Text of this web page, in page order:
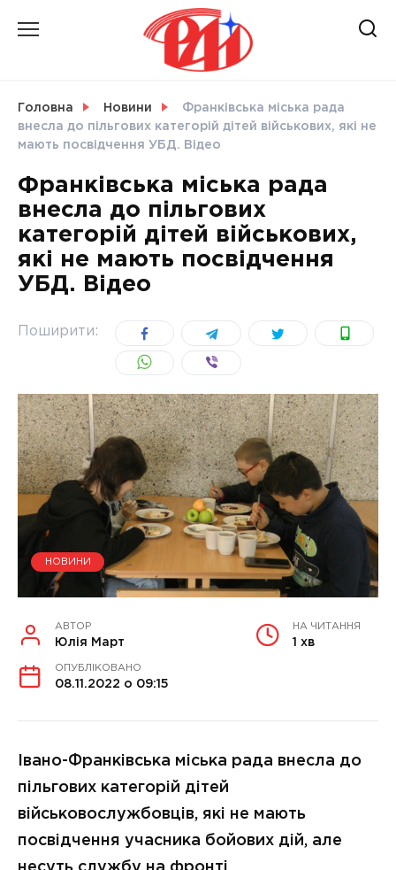
СВІТ
УКРАЇНА
Головна Новини
Франківська міська рада
внесла до пільгових категорій дітей військових, які не
мають посвідчення УБД. Відео
Франківська міська рада
внесла до пільгових
категорій дітей військових,
які не мають посвідчення
УБД. Відео
Поширити:
НОВИНИ
АВТОР
Юлія Март
НА ЧИТАННЯ
1 хв
ОПУБЛІКОВАНО
08.11.2022 о 09:15
Івано-Франківська міська рада внесла до
пільгових категорій дітей
військовослужбовців, які не мають
посвідчення учасника бойових дій, але